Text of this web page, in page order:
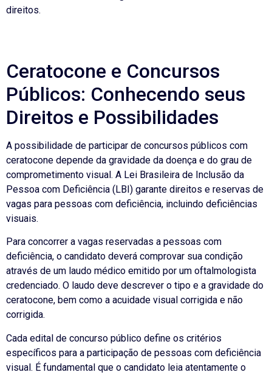
direitos.
Ceratocone e Concursos
Públicos: Conhecendo seus
Direitos e Possibilidades
A possibilidade de participar de concursos públicos com
ceratocone depende da gravidade da doença e do grau de
comprometimento visual. A Lei Brasileira de Inclusão da
Pessoa com Deficiência (LBI) garante direitos e reservas de
vagas para pessoas com deficiência, incluindo deficiências
visuais.
Para concorrer a vagas reservadas a pessoas com
deficiência, o candidato deverá comprovar sua condição
através de um laudo médico emitido por um oftalmologista
credenciado. O laudo deve descrever o tipo e a gravidade do
ceratocone, bem como a acuidade visual corrigida e não
corrigida.
Cada edital de concurso público define os critérios
específicos para a participação de pessoas com deficiência
visual. É fundamental que o candidato leia atentamente o